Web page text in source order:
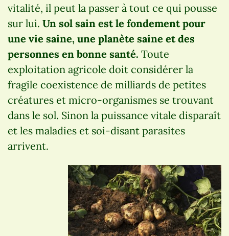
vitalité, il peut la passer à tout ce qui pousse
sur lui. Un sol sain est le fondement pour
une vie saine, une planète saine et des
personnes en bonne santé. Toute
exploitation agricole doit considérer la
fragile coexistence de milliards de petites
créatures et micro-organismes se trouvant
dans le sol. Sinon la puissance vitale disparaît
et les maladies et soi-disant parasites
arrivent.